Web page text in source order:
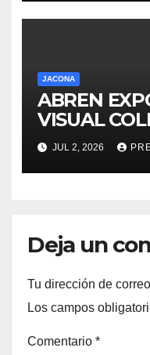
JACONA
ABREN
VISUAL
DE FUTBOL
JUL 2, 2026
Deja un
Tu dirección de
Los campos
Comentario *